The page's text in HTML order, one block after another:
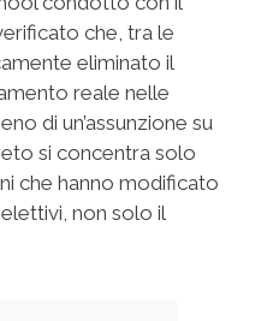
che, tra le
eliminato il
reale nelle
di un’assunzione su
si concentra solo
che hanno modificato
non solo il